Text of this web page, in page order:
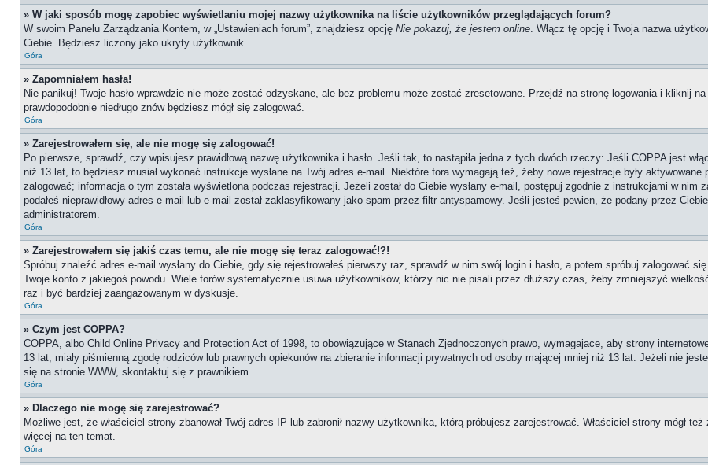
» W jaki sposób mogę zapobiec wyświetlaniu mojej nazwy użytkownika na liście użytkowników przeglądających forum?
W swoim Panelu Zarządzania Kontem, w „Ustawieniach forum”, znajdziesz opcję Nie pokazuj, że jestem online. Włącz tę opcję i Twoja nazwa
Ciebie. Będziesz liczony jako ukryty użytkownik.
Góra
» Zapomniałem hasła!
Nie panikuj! Twoje hasło wprawdzie nie może zostać odzyskane, ale bez problemu może zostać zresetowane. Przejdź na stronę logowania i kliknij
prawdopodobnie niedługo znów będziesz mógł się zalogować.
Góra
» Zarejestrowałem się, ale nie mogę się zalogować!
Po pierwsze, sprawdź, czy wpisujesz prawidłową nazwę użytkownika i hasło. Jeśli tak, to nastąpiła jedna z tych dwóch rzeczy: Jeśli COPPA jest
niż 13 lat, to będziesz musiał wykonać instrukcje wysłane na Twój adres e-mail. Niektóre fora wymagają też, żeby nowe rejestracje były
zalogować; informacja o tym została wyświetlona podczas rejestracji. Jeżeli został do Ciebie wysłany e-mail, postępuj zgodnie z instrukcjami w nim
podałeś nieprawidłowy adres e-mail lub e-mail został zaklasyfikowany jako spam przez filtr antyspamowy. Jeśli jesteś pewien, że podany przez
administratorem.
Góra
» Zarejestrowałem się jakiś czas temu, ale nie mogę się teraz zalogować!?!
Spróbuj znaleźć adres e-mail wysłany do Ciebie, gdy się rejestrowałeś pierwszy raz, sprawdź w nim swój login i hasło, a potem spróbuj zalogować
Twoje konto z jakiegoś powodu. Wiele forów systematycznie usuwa użytkowników, którzy nic nie pisali przez dłuższy czas, żeby zmniejszyć
raz i być bardziej zaangażowanym w dyskusje.
Góra
» Czym jest COPPA?
COPPA, albo Child Online Privacy and Protection Act of 1998, to obowiązujące w Stanach Zjednoczonych prawo, wymagajace, aby strony
13 lat, miały piśmienną zgodę rodziców lub prawnych opiekunów na zbieranie informacji prywatnych od osoby mającej mniej niż 13 lat. Jeżeli nie
się na stronie WWW, skontaktuj się z prawnikiem.
Góra
» Dlaczego nie mogę się zarejestrować?
Możliwe jest, że właściciel strony zbanował Twój adres IP lub zabronił nazwy użytkownika, którą próbujesz zarejestrować. Właściciel strony mógł
więcej na ten temat.
Góra